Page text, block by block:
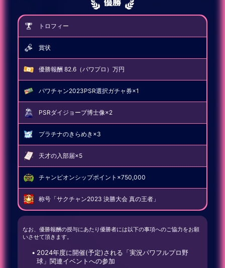
優勝
トロフィー
賞状
優勝報酬 82.6（パワプロ）万円
パワチャン2023PSR選択ガチャ券×1
PSRダイジョーブ博士像×2
プラチナのきらめき×3
天才の入部届×5
チャンピオンシップポイント×750,000
称号「サクチャン2023 決勝大会 真の王者」
なお、優勝報酬の授与にあたり優勝者には以下の事項へのご協力をお願
いさせて頂きます。
2024年度に開催(予定)される「実況パワフルプロ野
球」関連イベントへの参加